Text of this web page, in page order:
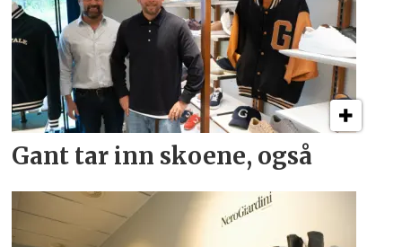
Gant tar inn skoene, også